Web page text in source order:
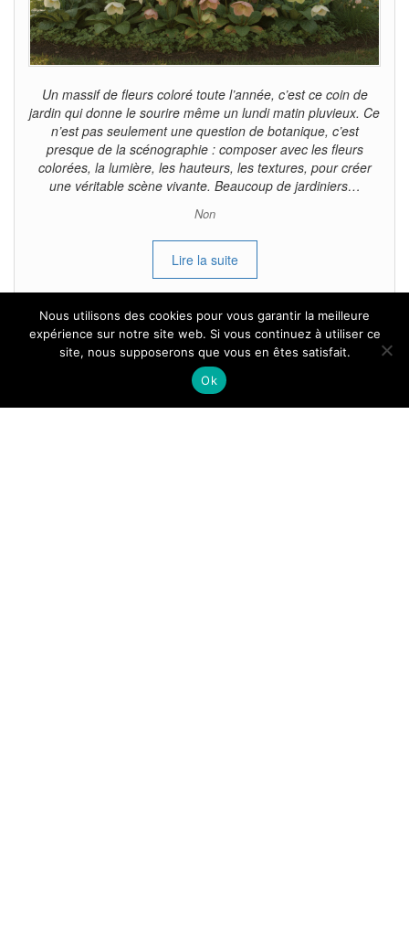
Un massif de fleurs coloré toute l’année, c’est ce coin de
jardin qui donne le sourire même un lundi matin pluvieux. Ce
n’est pas seulement une question de botanique, c’est
presque de la scénographie : composer avec les fleurs
colorées, la lumière, les hauteurs, les textures, pour créer
une véritable scène vivante. Beaucoup de jardiniers…
Non
Lire la suite
Tous droits reservés.
Nous utilisons des cookies pour vous garantir la meilleure
expérience sur notre site web. Si vous continuez à utiliser ce
site, nous supposerons que vous en êtes satisfait.
Ok